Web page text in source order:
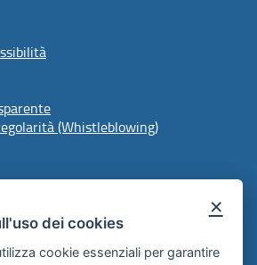
(Whistleblowing)
×
dei cookies
cookie essenziali per garantire